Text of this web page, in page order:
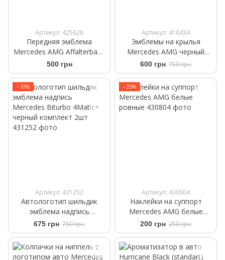
Артикул: 425628
Передняя эмблема
Mercedes AMG Affalterbach
черная на капот 57 мм
500 грн
Артикул: 418434
Эмблемы на крылья
Mercedes AMG черный
глянец 2шт
600 грн 750 грн
−10%
Артикул: 431252
Автологотип шильдик
эмблема надпись
Mercedes Biturbo 4Matic+
черный комплект 2шт
675 грн 750 грн
−20%
Артикул: 430804
Наклейки на суппорт
Mercedes AMG белые
ровные
200 грн 250 грн